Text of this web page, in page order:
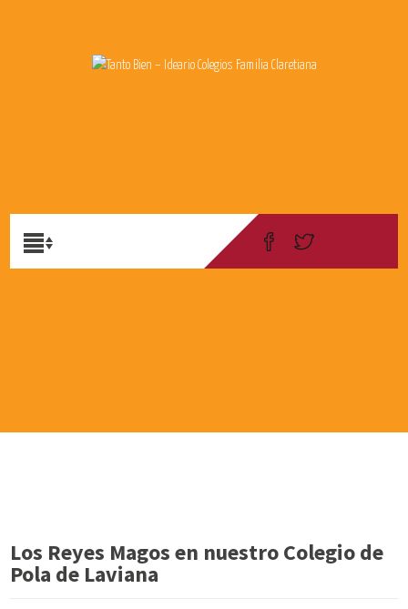
Los Reyes Magos en nuestro Colegio de
Pola de Laviana